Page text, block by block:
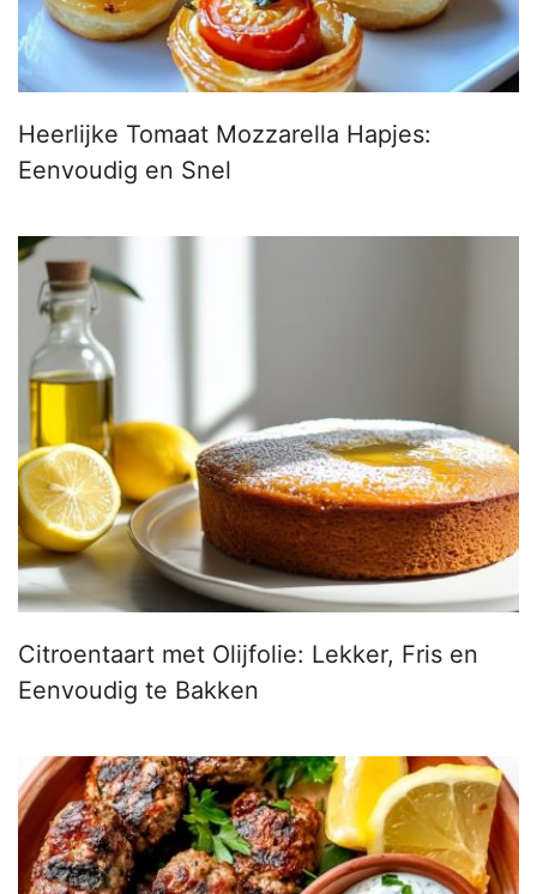
Heerlijke Tomaat Mozzarella Hapjes:
Eenvoudig en Snel
Citroentaart met Olijfolie: Lekker, Fris en
Eenvoudig te Bakken